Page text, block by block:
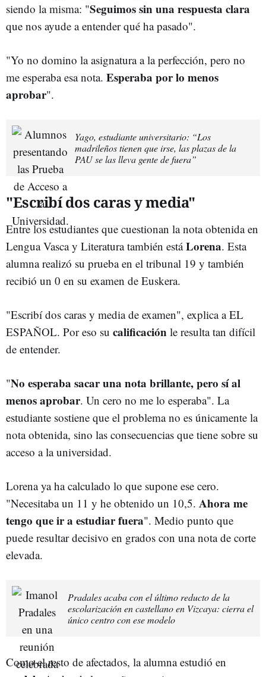
siendo la misma: "Seguimos sin una respuesta clara
que nos ayude a entender qué ha pasado".
"Yo no domino la asignatura a la perfección, pero no
me esperaba esa nota. Esperaba por lo menos
aprobar".
Yago, estudiante universitario: “Los
madrileños tienen que irse, las plazas de la
PAU se las lleva gente de fuera”
"Escribí dos caras y media"
Entre los estudiantes que cuestionan la nota obtenida en
Lengua Vasca y Literatura también estáLorena. Esta
alumna realizó su prueba en el tribunal 19 y también
recibió un 0 en su examen de Euskera.
"Escribí dos caras y media de examen", explica a EL
ESPAÑOL. Por eso su calificación le resulta tan difícil
de entender.
"No esperaba sacar una nota brillante, pero sí al
menos aprobar. Un cero no me lo esperaba". La
estudiante sostiene que el problema no es únicamente la
nota obtenida, sino las consecuencias que tiene sobre su
acceso a la universidad.
Lorena ya ha calculado lo que supone ese cero.
"Necesitaba un 11 y he obtenido un 10,5. Ahora me
tengo que ir a estudiar fuera". Medio punto que
puede resultar decisivo en grados con una nota de corte
elevada.
Pradales acaba con el último reducto de la
escolarización en castellano en Vizcaya: cierra el
único centro con ese modelo
Como el resto de afectados, la alumna estudió en